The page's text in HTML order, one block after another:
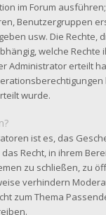
im Forum
Benutzergruppen
usw. Die Rechte,
welche Rechte
Administrator erteilt
wurde.
ist es, das
Recht, in ihrem
zu schließen, zu
verhindern
zum Thema